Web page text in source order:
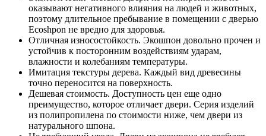
оказывают негативного влияния на людей и животных,
поэтому длительное пребывание в помещении с дверью
Ecoshpon не вредно для здоровья.
Отличная износостойкость. Экошпон довольно прочен и
устойчив к посторонним воздействиям ударам,
влажности и колебаниям температуры.
Имитация текстуры дерева. Каждый вид древесины
точно переносится на поверхность.
Дешевая стоимость. Доступность цен еще одно
преимущество, которое отличает двери. Серия изделий
из полипропилена по стоимости ниже, чем двери из
натурального шпона.